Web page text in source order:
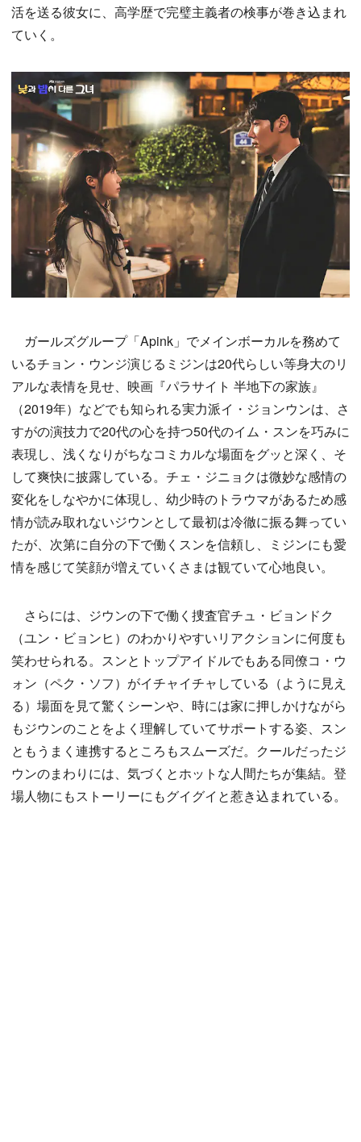
活を送る彼女に、高学歴で完璧主義者の検事が巻き込まれ
ていく。
ガールズグループ「Apink」でメインボーカルを務めて
いるチョン・ウンジ演じるミジンは20代らしい等身大のリ
アルな表情を見せ、映画『パラサイト 半地下の家族』
（2019年）などでも知られる実力派イ・ジョンウンは、さ
すがの演技力で20代の心を持つ50代のイム・スンを巧みに
表現し、浅くなりがちなコミカルな場面をグッと深く、そ
して爽快に披露している。チェ・ジニョクは微妙な感情の
変化をしなやかに体現し、幼少時のトラウマがあるため感
情が読み取れないジウンとして最初は冷徹に振る舞ってい
たが、次第に自分の下で働くスンを信頼し、ミジンにも愛
情を感じて笑顔が増えていくさまは観ていて心地良い。
さらには、ジウンの下で働く捜査官チュ・ビョンドク
（ユン・ビョンヒ）のわかりやすいリアクションに何度も
笑わせられる。スンとトップアイドルでもある同僚コ・ウ
ォン（ペク・ソフ）がイチャイチャしている（ように見え
る）場面を見て驚くシーンや、時には家に押しかけながら
もジウンのことをよく理解していてサポートする姿、スン
ともうまく連携するところもスムーズだ。クールだったジ
ウンのまわりには、気づくとホットな人間たちが集結。登
場人物にもストーリーにもグイグイと惹き込まれている。